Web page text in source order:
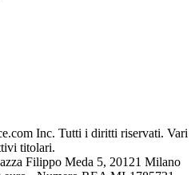
risultato
Inc. Tutti i diritti riservati. Vari
titolari.
Filippo Meda 5, 20121 Milano